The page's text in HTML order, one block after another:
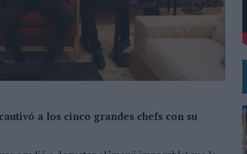
CAMISETA FOREVER GREEN
EN SU ESTRATEGIA
a los cinco grandes chefs con su